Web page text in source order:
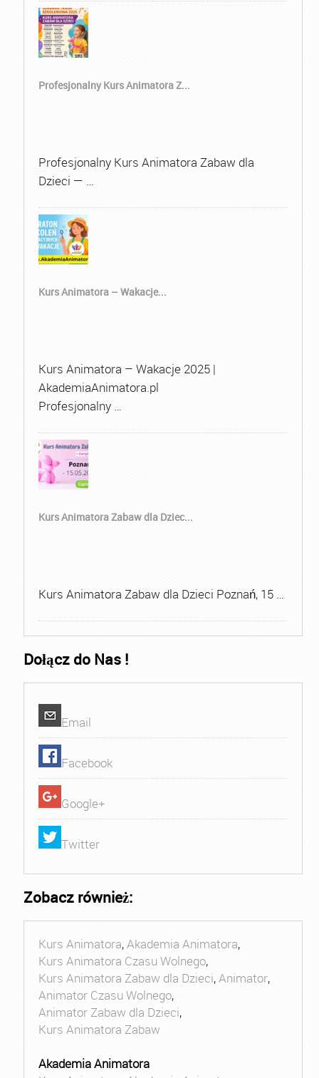
Profesjonalny Kurs Animatora Z...
Profesjonalny Kurs Animatora Zabaw dla
Dzieci — …
Kurs Animatora – Wakacje...
Kurs Animatora – Wakacje 2025 |
AkademiaAnimatora.pl
Profesjonalny …
Kurs Animatora Zabaw dla Dziec...
Kurs Animatora Zabaw dla Dzieci Poznań, 15 …
Dołącz do Nas !
Email
Facebook
Google+
Twitter
Zobacz również:
Kurs Animatora,Akademia Animatora,
Kurs Animatora Czasu Wolnego,
Kurs Animatora Zabaw dla Dzieci,Animator,
Animator Czasu Wolnego,
Animator Zabaw dla Dzieci,
Kurs Animatora Zabaw
Akademia Animatora